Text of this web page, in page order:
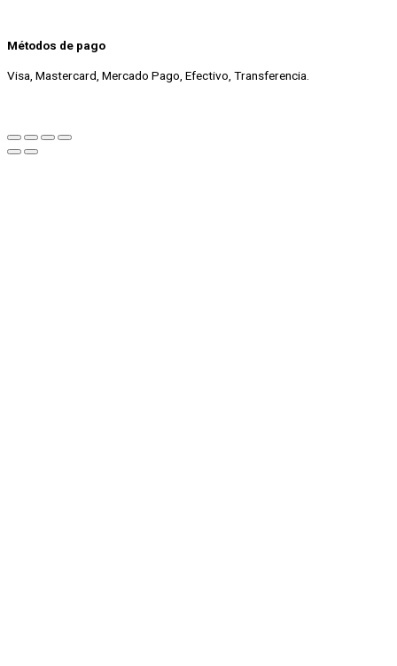
Métodos de pago
Visa, Mastercard, Mercado Pago, Efectivo, Transferencia.